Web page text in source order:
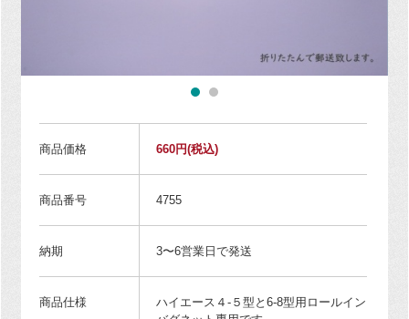
商品価格 660円(税込)
商品番号 4755
納期 3〜6営業日で発送
商品仕様
ハイエース４-５型と6-8型用ロールイン